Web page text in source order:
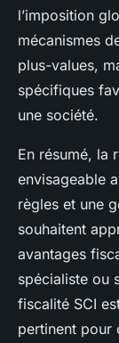
l’imposition
mécanismes
plus-values,
spécifiques
une société.
En résumé, la
envisageable
règles et une
souhaitent
avantages
spécialiste ou
fiscalité SCI
pertinent pour